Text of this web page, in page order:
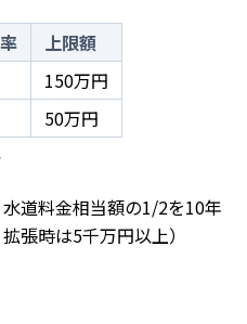
上限額
150万円
50万円
道料金相当額の1/2を10年
張時は5千万円以上）